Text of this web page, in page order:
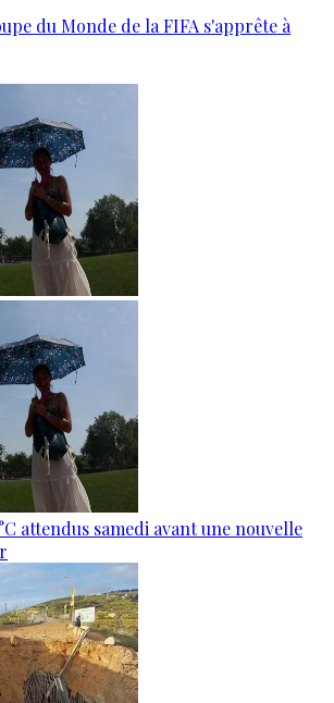
du Monde de la FIFA s'apprête à
attendus samedi avant une nouvelle